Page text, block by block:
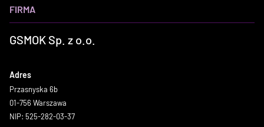
FIRMA
GSMOK Sp. z o.o.
Adres
Przasnyska 6b
01-756 Warszawa
NIP: 525-282-03-37